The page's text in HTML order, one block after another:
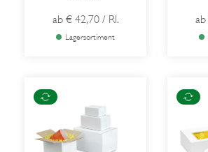
ab € 42,70 / Rl.
Lagersortiment
ab